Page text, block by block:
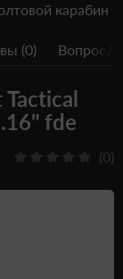
карабин
(0) Вопрос/
fde
(0)